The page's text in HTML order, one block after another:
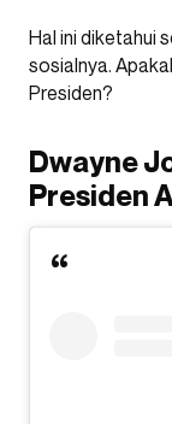
Hal ini diketahui
sosialnya.
Presiden?
Dwayne
Presiden